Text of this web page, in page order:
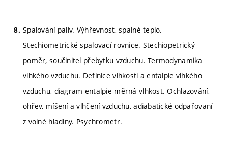
Spalování paliv. Výhřevnost, spalné teplo.
Stechiometrické spalovací rovnice. Stechiopetrický
poměr, součinitel přebytku vzduchu. Termodynamika
vlhkého vzduchu. Definice vlhkosti a entalpie vlhkého
vzduchu, diagram entalpie-měrná vlhkost. Ochlazování,
ohřev, míšení a vlhčení vzduchu, adiabatické odpařovaní
z volné hladiny. Psychrometr.